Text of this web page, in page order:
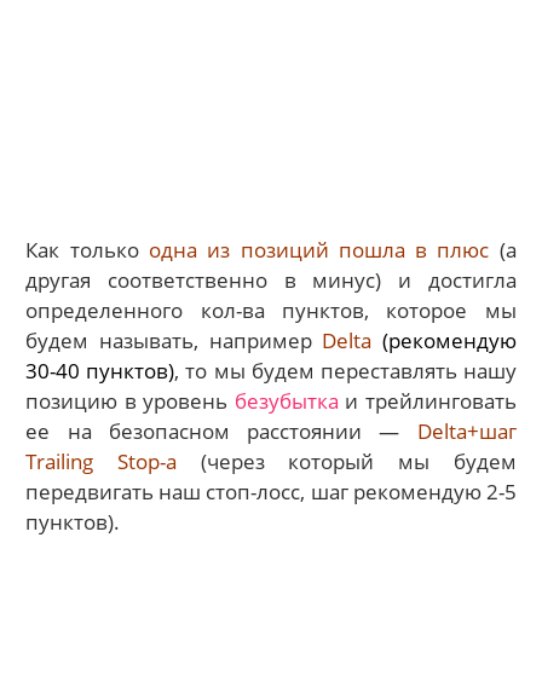
Как только одна из позиций пошла в плюс (а
другая соответственно в минус) и достигла
определенного кол-ва пунктов, которое мы
будем называть, например Delta (рекомендую
30-40 пунктов), то мы будем переставлять нашу
позицию в уровень безубытка и трейлинговать
ее на безопасном расстоянии — Delta+шаг
Trailing Stop-а (через который мы будем
передвигать наш стоп-лосс, шаг рекомендую 2-5
пунктов).